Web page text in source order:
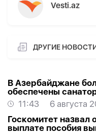
Vesti.az
ДРУГИЕ
В Азербайджане
обеспечены
11:43
6 августа
Госкомитет назвал
выплате пособия